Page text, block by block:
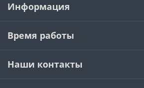
Информация
Время работы
Наши контакты